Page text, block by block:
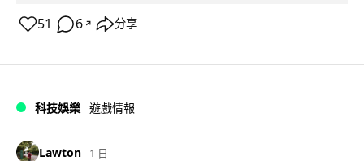
51 6 ↗ 分享
科技娛樂 遊戲情報
Lawton 1 日